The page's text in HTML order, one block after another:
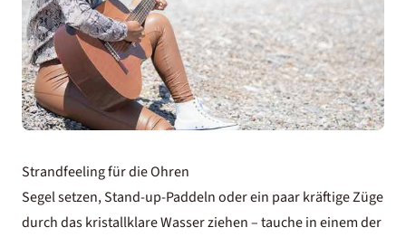
Strandfeeling für die Ohren
Segel setzen, Stand-up-Paddeln oder ein paar kräftige Züge
durch das kristallklare Wasser ziehen – tauche in einem der